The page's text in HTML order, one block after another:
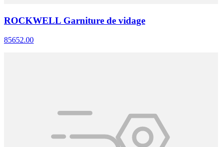
ROCKWELL Garniture de vidage
85652.00